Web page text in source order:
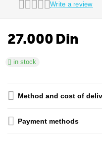
Write a review
27.000 Din
in stock
Method and cost of
Payment methods